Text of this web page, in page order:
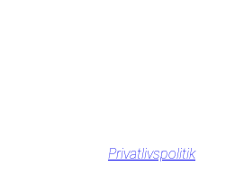
Privatlivspolitik